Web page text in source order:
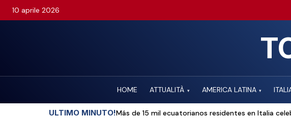
10 aprile 2026
HOME ATTUALITÀ ▾ AMERICA LATINA ▾
ULTIMO MINUTO!Más de 15 mil ecuatorianos residentes en Italia